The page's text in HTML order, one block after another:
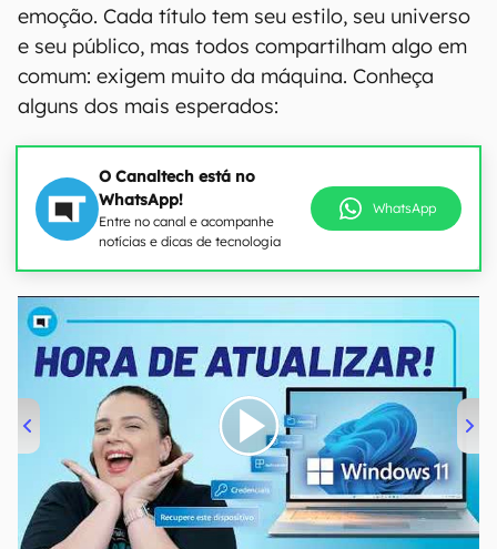
emoção. Cada título tem seu estilo, seu universo
e seu público, mas todos compartilham algo em
comum: exigem muito da máquina. Conheça
alguns dos mais esperados:
O Canaltech está no
WhatsApp!
Entre no canal e acompanhe
notícias e dicas de tecnologia
WhatsApp
00:00 04:52